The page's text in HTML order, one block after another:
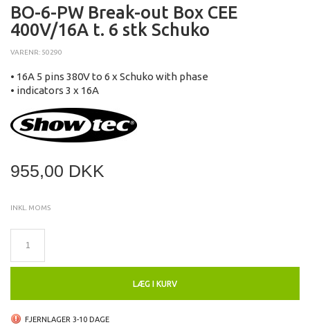
BO-6-PW Break-out Box CEE
400V/16A t. 6 stk Schuko
VARENR: 50290
• 16A 5 pins 380V to 6 x Schuko with phase
• indicators 3 x 16A
955,00 DKK
INKL. MOMS
LÆG I KURV
FJERNLAGER 3-10 DAGE